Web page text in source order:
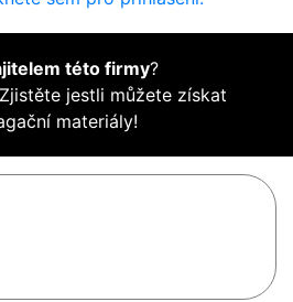
této firmy?
Zjistěte jestli můžete získat
materiály!